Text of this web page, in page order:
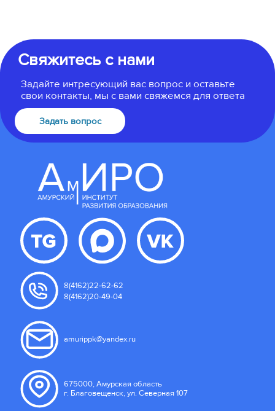
Свяжитесь с нами
Задайте интресующий вас вопрос и оставьте
свои контакты, мы с вами свяжемся для ответа
Задать вопрос
8(4162)22-62-62
8(4162)20-49-04
amurippk@yandex.ru
675000, Амурская область
г. Благовещенск, ул. Северная 107